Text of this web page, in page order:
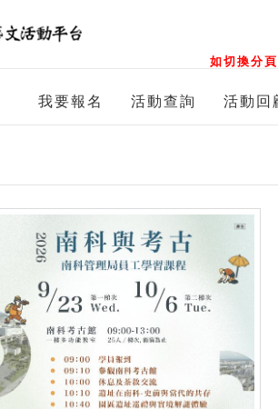
如切換分
我要報名 活動查詢 活動回